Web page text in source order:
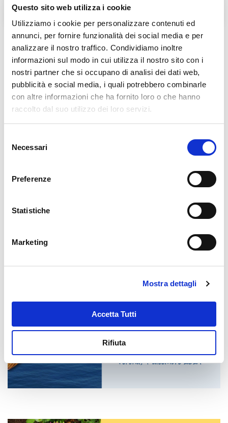
Questo sito web utilizza i cookie
Utilizziamo i cookie per personalizzare contenuti ed
annunci, per fornire funzionalità dei social media e per
analizzare il nostro traffico. Condividiamo inoltre
informazioni sul modo in cui utilizza il nostro sito con i
nostri partner che si occupano di analisi dei dati web,
pubblicità e social media, i quali potrebbero combinarle
con altre informazioni che ha fornito loro o che hanno
raccolto dal suo utilizzo dei loro servizi.
delNecessari
Preferenze
Statistiche
Marketing
Mostra dettagli
Accetta Tutti
Rifiuta
L'Agorà nelle Filippine
BENEDIZIONE DELLE
LAMPADE DELL'AGORA'
Links in evidenza